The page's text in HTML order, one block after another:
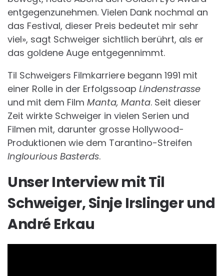
entgegenzunehmen. Vielen Dank nochmal an
das Festival, dieser Preis bedeutet mir sehr
viel», sagt Schweiger sichtlich berührt, als er
das goldene Auge entgegennimmt.
Til Schweigers Filmkarriere begann 1991 mit
einer Rolle in der Erfolgssoap Lindenstrasse
und mit dem Film Manta, Manta. Seit dieser
Zeit wirkte Schweiger in vielen Serien und
Filmen mit, darunter grosse Hollywood-
Produktionen wie dem Tarantino-Streifen
Inglourious Basterds.
Unser Interview mit Til
Schweiger, Sinje Irslinger und
André Erkau